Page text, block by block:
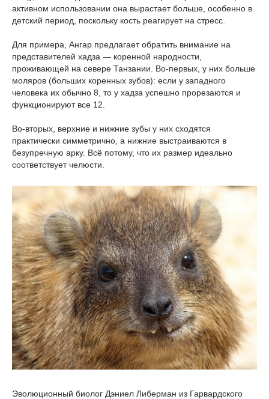
активном использовании она вырастает больше, особенно в
детский период, поскольку кость реагирует на стресс.
Для примера, Ангар предлагает обратить внимание на
представителей хадза — коренной народности,
проживающей на севере Танзании. Во-первых, у них больше
моляров (больших коренных зубов): если у западного
человека их обычно 8, то у хадза успешно прорезаются и
функционируют все 12.
Во-вторых, верхние и нижние зубы у них сходятся
практически симметрично, а нижние выстраиваются в
безупречную арку. Всё потому, что их размер идеально
соответствует челюсти.
Эволюционный биолог Дэниел Либерман из Гарвардского